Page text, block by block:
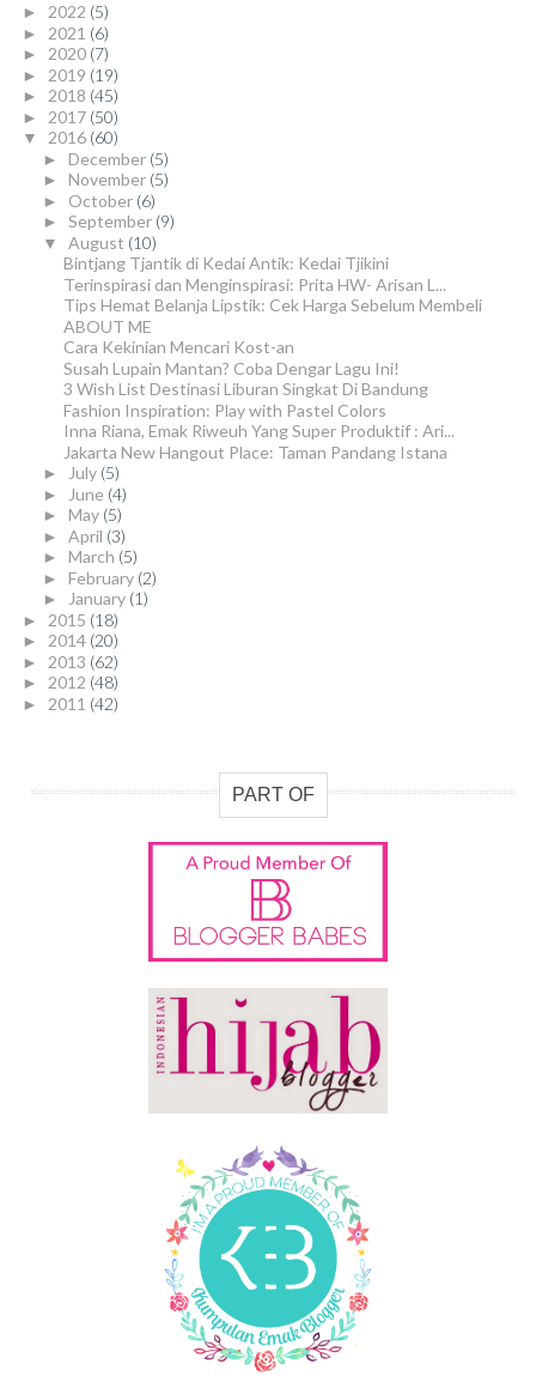
► 2022 (5)
► 2021 (6)
► 2020 (7)
► 2019 (19)
► 2018 (45)
► 2017 (50)
▼ 2016 (60)
► December (5)
► November (5)
► October (6)
► September (9)
▼ August (10)
Bintjang Tjantik di Kedai Antik: Kedai Tjikini
Terinspirasi dan Menginspirasi: Prita HW- Arisan L...
Tips Hemat Belanja Lipstik: Cek Harga Sebelum Membeli
ABOUT ME
Cara Kekinian Mencari Kost-an
Susah Lupain Mantan? Coba Dengar Lagu Ini!
3 Wish List Destinasi Liburan Singkat Di Bandung
Fashion Inspiration: Play with Pastel Colors
Inna Riana, Emak Riweuh Yang Super Produktif : Ari...
Jakarta New Hangout Place: Taman Pandang Istana
► July (5)
► June (4)
► May (5)
► April (3)
► March (5)
► February (2)
► January (1)
► 2015 (18)
► 2014 (20)
► 2013 (62)
► 2012 (48)
► 2011 (42)
PART OF